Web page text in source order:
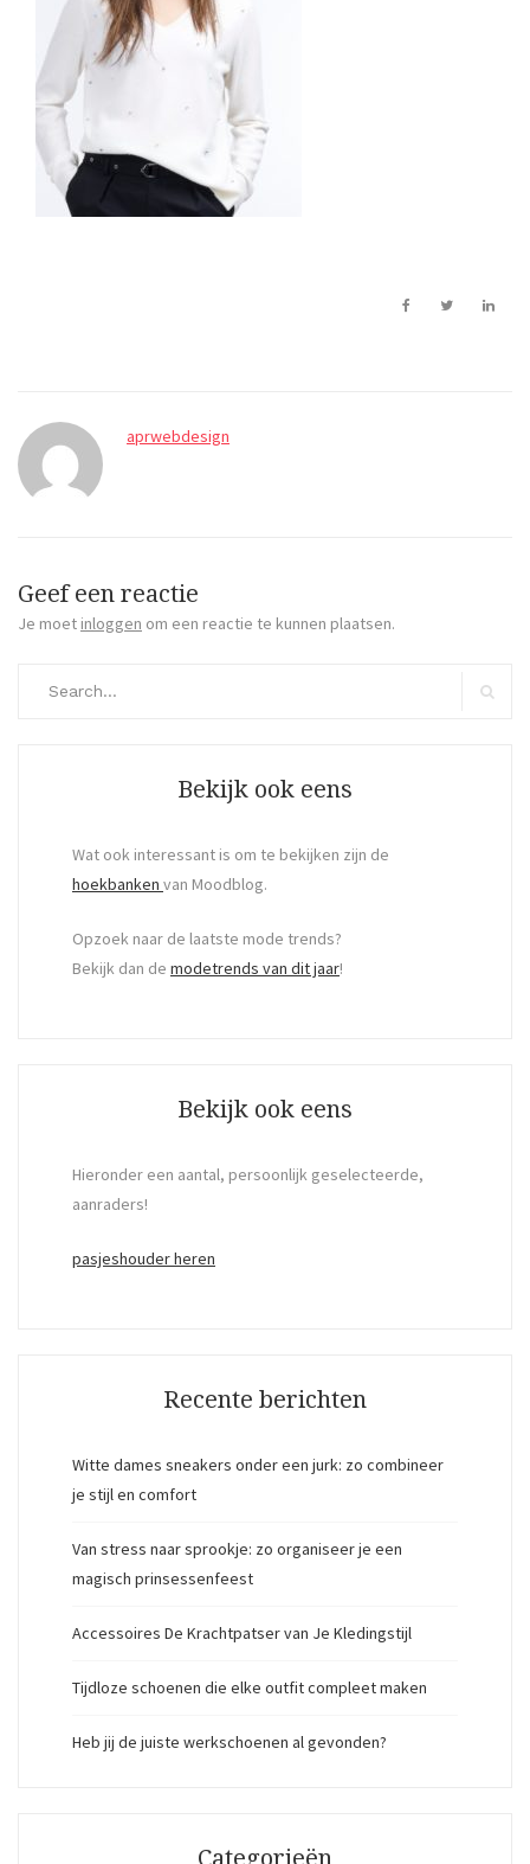
aprwebdesign
Geef een reactie
Je moet inloggen om een reactie te kunnen plaatsen.
Bekijk ook eens
Wat ook interessant is om te bekijken zijn de
hoekbanken van Moodblog.
Opzoek naar de laatste mode trends?
Bekijk dan de modetrends van dit jaar!
Bekijk ook eens
Hieronder een aantal, persoonlijk geselecteerde,
aanraders!
pasjeshouder heren
Recente berichten
Witte dames sneakers onder een jurk: zo combineer
je stijl en comfort
Van stress naar sprookje: zo organiseer je een
magisch prinsessenfeest
Accessoires De Krachtpatser van Je Kledingstijl
Tijdloze schoenen die elke outfit compleet maken
Heb jij de juiste werkschoenen al gevonden?